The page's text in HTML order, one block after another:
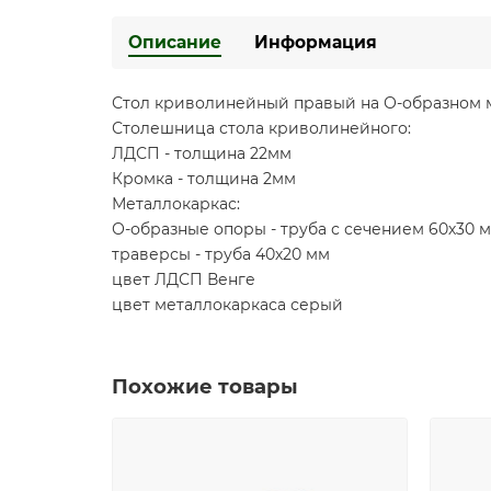
Описание Информация
Стол криволинейный правый на О-образном
Столешница стола криволинейного:
ЛДСП - толщина 22мм
Кромка - толщина 2мм
Металлокаркас:
О-образные опоры - труба с сечением 60х30
траверсы - труба 40х20 мм
цвет ЛДСП Венге
цвет металлокаркаса серый
Похожие товары